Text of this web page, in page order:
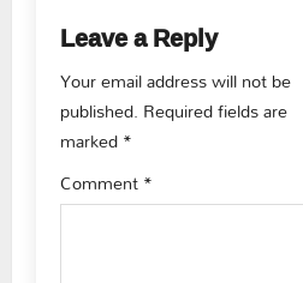
v
i
g
a
Leave a Reply
Your email address will not be
published. Required fields are
marked*
Comment*